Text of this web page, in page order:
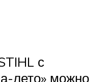
с
лето» можно